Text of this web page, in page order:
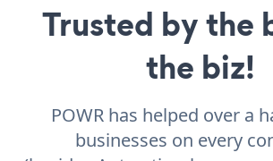
Trusted by the
the biz!
POWR has helped over a
businesses on every